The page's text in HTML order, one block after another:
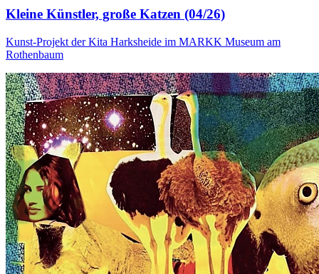
Kleine Künstler, große Katzen (04/26)
Kunst-Projekt der Kita Harksheide im MARKK Museum am
Rothenbaum